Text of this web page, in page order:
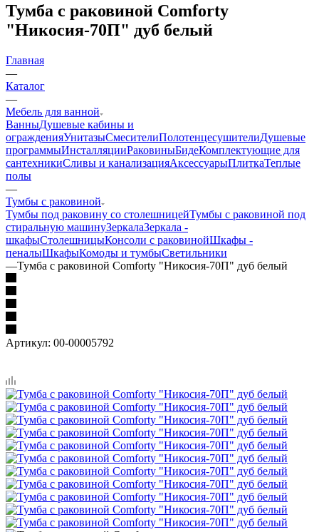
Тумба с раковиной Comforty
"Никосия-70П" дуб белый
Главная
—
Каталог
—
Мебель для ванной
ВанныДушевые кабины и
огражденияУнитазыСмесителиПолотенцесушителиДушевые
программыИнсталляцииРаковиныБидеКомплектующие для
сантехникиСливы и канализацияАксессуарыПлиткаТеплые
полы
—
Тумбы с раковиной
Тумбы под раковину со столешницейТумбы с раковиной под
стиральную машинуЗеркалаЗеркала -
шкафыСтолешницыКонсоли с раковинойШкафы -
пеналыШкафыКомоды и тумбыСветильники
—Тумба с раковиной Comforty "Никосия-70П" дуб белый
Артикул: 00-00005792